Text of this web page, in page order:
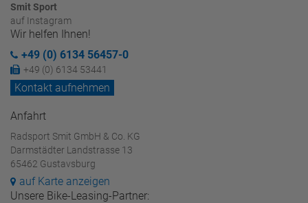
Smit Sport
auf Instagram
Wir helfen Ihnen!
+49 (0) 6134 56457-0
+49 (0) 6134 53441
Kontakt aufnehmen
Anfahrt
Radsport Smit GmbH & Co. KG
Darmstädter Landstrasse 13
65462 Gustavsburg
auf Karte anzeigen
Unsere Bike-Leasing-Partner: